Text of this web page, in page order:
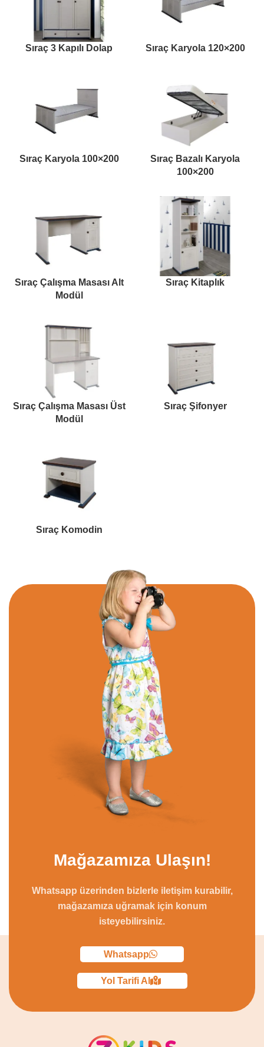
Sıraç 3 Kapılı Dolap Sıraç Karyola 120×200
Sıraç Karyola 100×200
Sıraç Bazalı Karyola
100×200
Sıraç Çalışma Masası Alt
Modül
Sıraç Kitaplık
Sıraç Çalışma Masası Üst
Modül
Sıraç Şifonyer
Sıraç Komodin
Mağazamıza Ulaşın!
Whatsapp üzerinden bizlerle iletişim kurabilir,
mağazamıza uğramak için konum
isteyebilirsiniz.
Whatsapp
Yol Tarifi Al